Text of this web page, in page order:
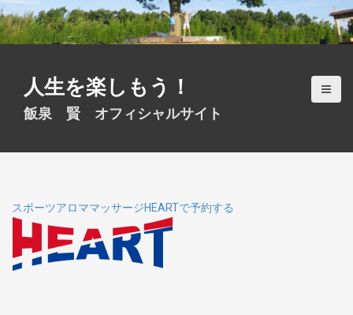
S
k
t
人生を楽しもう！
飯泉 賢 オフィシャルサイト
スポーツアロママッサージHEARTで予約する